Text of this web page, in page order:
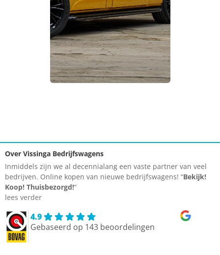
Over Vissinga Bedrijfswagens
Inmiddels zijn we al decennialang een vaste partner van veel
bedrijven. Online kopen van nieuwe bedrijfswagens! “Bekijk!
Koop! Thuisbezorgd!“
lees verder
4.9
Gebaseerd op 143 beoordelingen